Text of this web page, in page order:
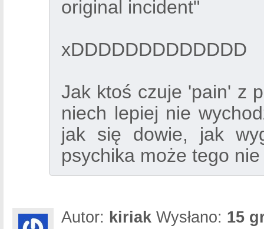
original incident"
xDDDDDDDDDDDDD
Jak ktoś czuje 'pain' z
niech lepiej nie
jak się dowie, jak
psychika może tego
Autor: kiriak Wysłano: 15